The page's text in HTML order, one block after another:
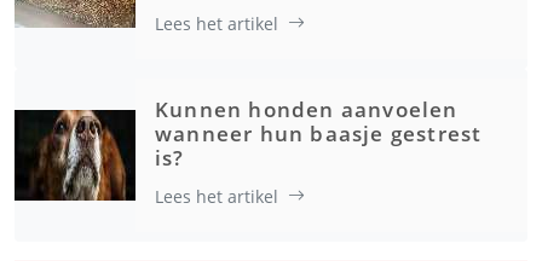
Lees het artikel
Kunnen honden aanvoelen
wanneer hun baasje gestrest
is?
Lees het artikel